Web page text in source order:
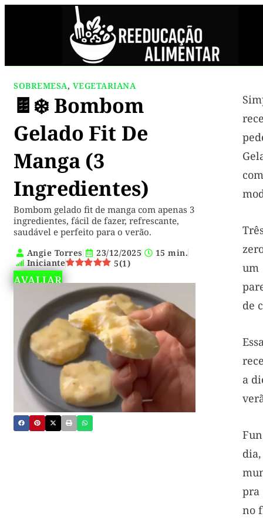
SOBREMESA, VEGETARIANA
🍫❄️ Bombom
Gelado Fit De
Manga (3
Ingredientes)
Bombom gelado fit de manga com apenas 3
ingredientes, fácil de fazer, refrescante,
saudável e perfeito para o verão.
Angie Torres 23/12/2025
15 min.
Iniciante
5(1)
AVALIAR
de
a
no